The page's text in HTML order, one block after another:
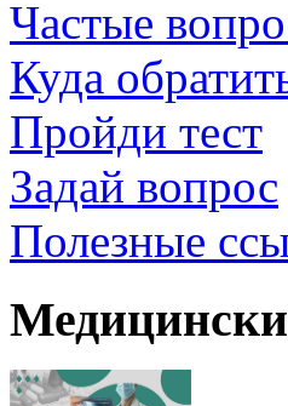
Частые
Куда
Пройди тест
Задай вопрос
Полезные